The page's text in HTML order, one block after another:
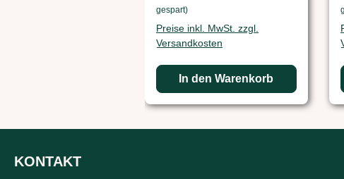
gespart)
Preise inkl. MwSt. zzgl.
Versandkosten
In den Warenkorb
KONTAKT